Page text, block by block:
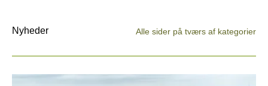
Nyheder Alle sider på tværs af kategorier